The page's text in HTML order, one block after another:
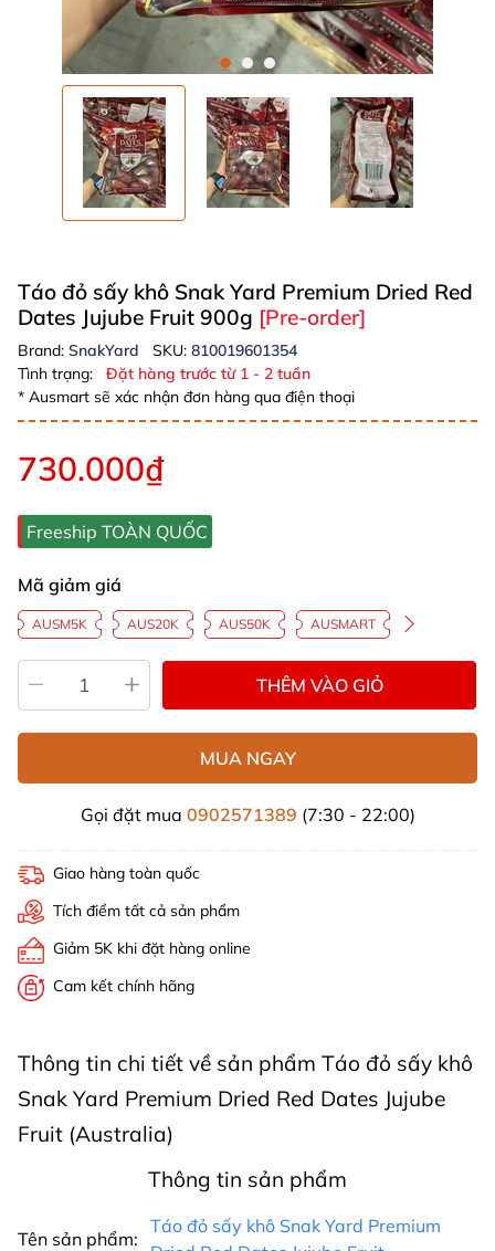
Táo đỏ sấy khô Snak Yard Premium Dried Red
Dates Jujube Fruit 900g [Pre-order]
Brand: SnakYard SKU: 810019601354
Tình trạng:
Đặt hàng trước từ 1 - 2 tuần
* Ausmart sẽ xác nhận đơn hàng qua điện thoại
730.000₫
Freeship TOÀN QUỐC
Mã giảm giá
AUSM5K AUS20K AUS50K AUSMART
THÊM VÀO GIỎ
MUA NGAY
Gọi đặt mua 0902571389 (7:30 - 22:00)
Giao hàng toàn quốc
Tích điểm tất cả sản phẩm
Giảm 5K khi đặt hàng online
Cam kết chính hãng
Thông tin chi tiết về sản phẩm Táo đỏ sấy khô
Snak Yard Premium Dried Red Dates Jujube
Fruit (Australia)
Thông tin sản phẩm
Tên sản phẩm:
Táo đỏ sấy khô Snak Yard Premium